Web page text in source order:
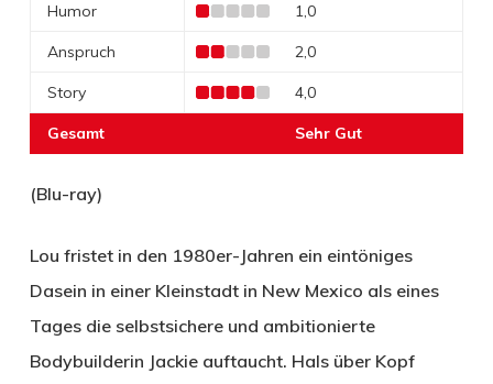
Humor 1,0
Anspruch 2,0
Story 4,0
Gesamt Sehr Gut
(Blu-ray)
Lou fristet in den 1980er-Jahren ein eintöniges
Dasein in einer Kleinstadt in New Mexico als eines
Tages die selbstsichere und ambitionierte
Bodybuilderin Jackie auftaucht. Hals über Kopf